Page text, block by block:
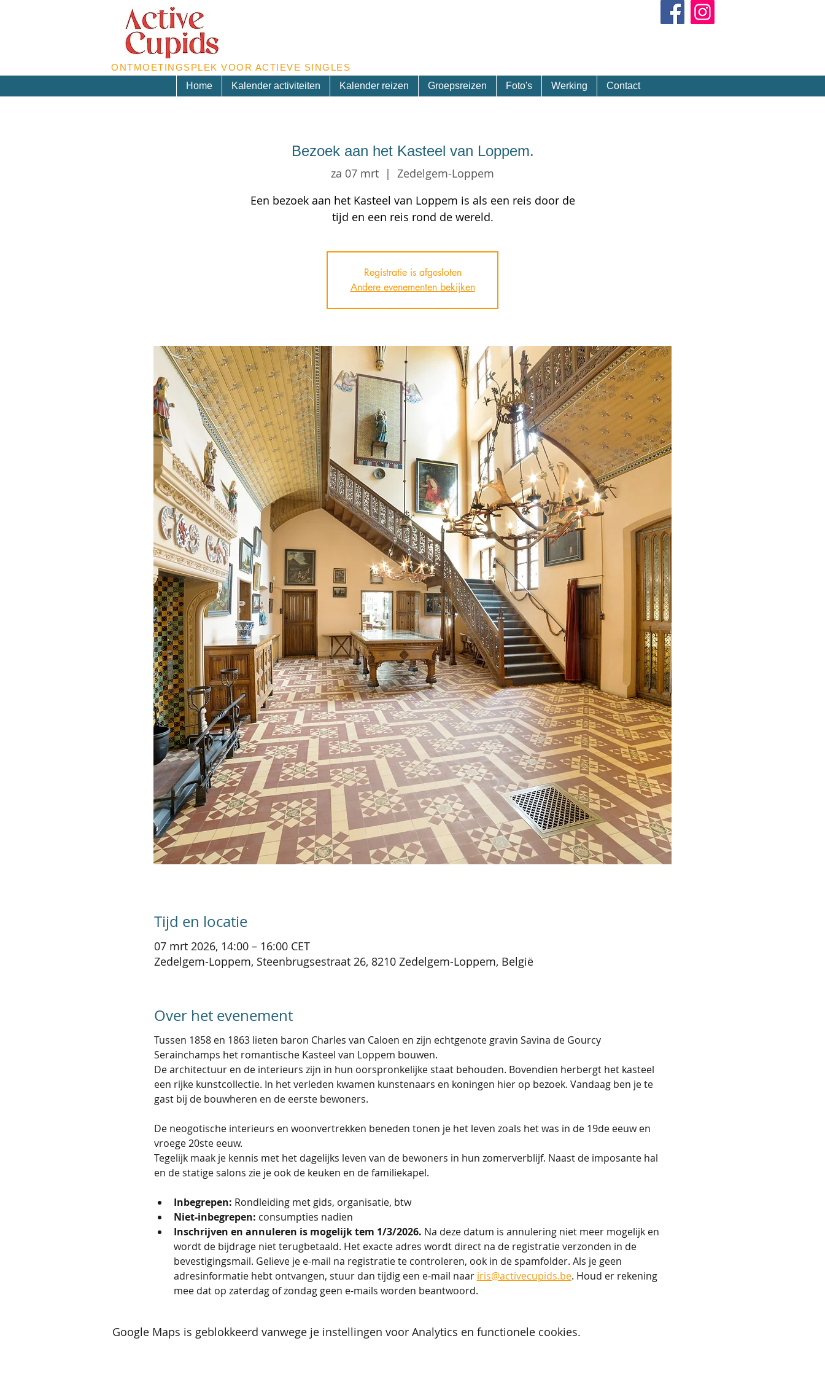
ONTMOETINGSPLEK VOOR ACTIEVE SINGLES
Home
Kalender activiteiten Kalender reizen Groepsreizen Foto's Werking Contact
Bezoek aan het Kasteel van Loppem.
za 07 mrt
  |
Zedelgem-Loppem
Een bezoek aan het Kasteel van Loppem is als een reis door de
tijd en een reis rond de wereld.
Registratie is afgesloten
Andere evenementen bekijken
Tijd en locatie
07 mrt 2026, 14:00 – 16:00 CET
Zedelgem-Loppem, Steenbrugsestraat 26, 8210 Zedelgem-Loppem, België
Over het evenement
Tussen 1858 en 1863 lieten baron Charles van Caloen en zijn echtgenote gravin Savina de Gourcy
Serainchamps het romantische Kasteel van Loppem bouwen.
De architectuur en de interieurs zijn in hun oorspronkelijke staat behouden. Bovendien herbergt het kasteel
een rijke kunstcollectie. In het verleden kwamen kunstenaars en koningen hier op bezoek. Vandaag ben je te
gast bij de bouwheren en de eerste bewoners.
De neogotische interieurs en woonvertrekken beneden tonen je het leven zoals het was in de 19de eeuw en
vroege 20ste eeuw.
Tegelijk maak je kennis met het dagelijks leven van de bewoners in hun zomerverblijf. Naast de imposante hal
en de statige salons zie je ook de keuken en de familiekapel.
Inbegrepen: Rondleiding met gids, organisatie, btw
Niet-inbegrepen: consumpties nadien
Inschrijven en annuleren is mogelijk tem 1/3/2026. Na deze datum is annulering niet meer mogelijk en
wordt de bijdrage niet terugbetaald. Het exacte adres wordt direct na de registratie verzonden in de
bevestigingsmail. Gelieve je e-mail na registratie te controleren, ook in de spamfolder. Als je geen
adresinformatie hebt ontvangen, stuur dan tijdig een e-mail naar iris@activecupids.be. Houd er rekening
mee dat op zaterdag of zondag geen e-mails worden beantwoord.
Google Maps is geblokkeerd vanwege je instellingen voor Analytics en functionele cookies.